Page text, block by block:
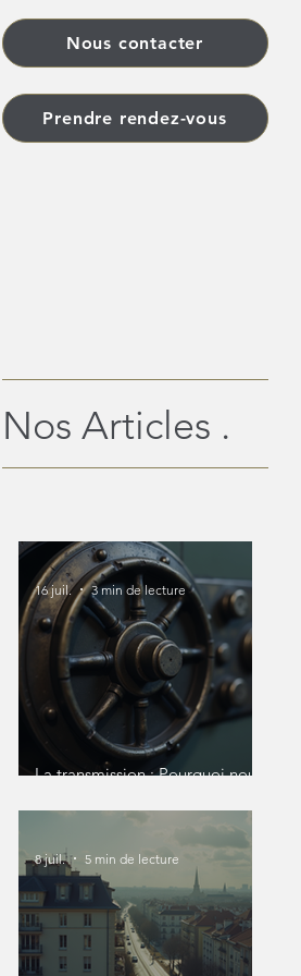
Nous contacter
Prendre rendez-vous
Nos Articles .
La transmission : Pourquoi nous
soit trop tard ?
16 juil. 3 min de lecture
8 juil. 5 min de lecture